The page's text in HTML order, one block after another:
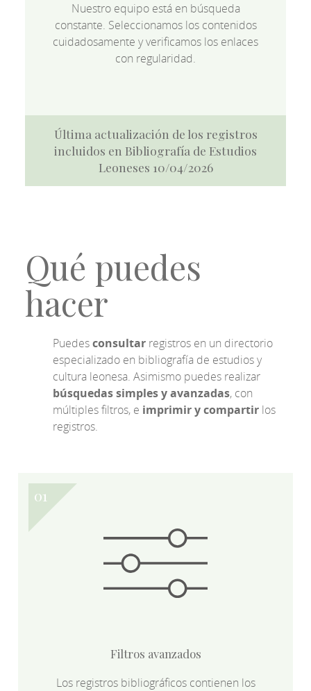
Nuestro equipo está en búsqueda
constante. Seleccionamos los contenidos
cuidadosamente y verificamos los enlaces
con regularidad.
Última actualización de los registros
incluidos en Bibliografía de Estudios
Leoneses 10/04/2026
Qué puedes
hacer
Puedesconsultar registros en un directorio
especializado en bibliografía de estudios y
cultura leonesa. Asimismo puedes realizar
búsquedas simples y avanzadas, con
múltiples filtros, e imprimir y compartir los
registros.
Filtros avanzados
Los registros bibliográficos contienen los